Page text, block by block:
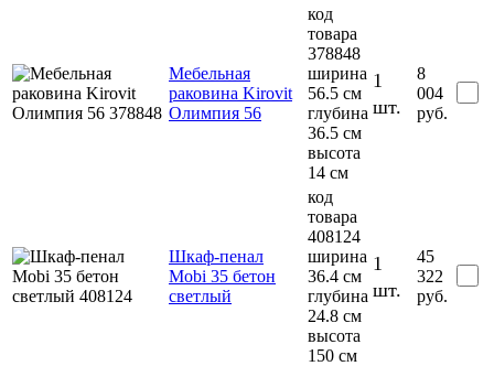
Мебельная
раковина Kirovit
Олимпия 56
код
товара
378848
ширина
56.5 см
глубина
36.5 см
высота
14 см
1
шт.
8
004
руб.
Шкаф-пенал
Mobi 35 бетон
светлый
код
товара
408124
ширина
36.4 см
глубина
24.8 см
высота
150 см
1
шт.
45
322
руб.